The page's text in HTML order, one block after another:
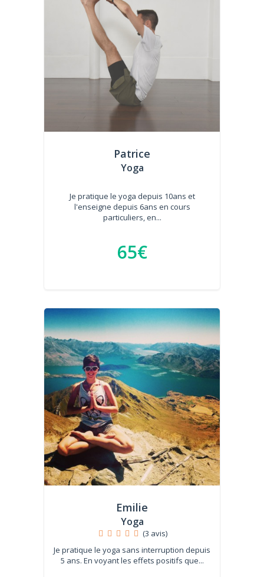
Patrice
Yoga
Je pratique le yoga depuis 10ans et
l'enseigne depuis 6ans en cours
particuliers, en...
65€
Emilie
Yoga
(3 avis)
Je pratique le yoga sans interruption depuis
5 ans. En voyant les effets positifs que...